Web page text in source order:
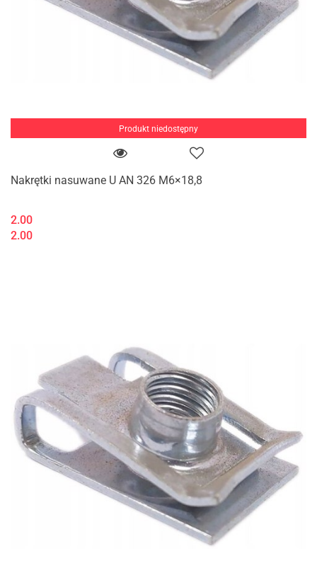
Produkt niedostępny
Nakrętki nasuwane U AN 326 M6×18,8
2.00
2.00